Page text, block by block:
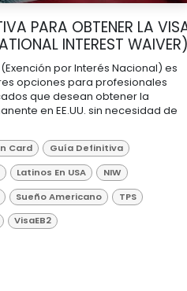
PARA OBTENER LA
INTEREST WAIVER)
(Exención por Interés Nacional) es
opciones para profesionales
que desean obtener la
en EE.UU. sin necesidad de
Card
Guía Definitiva
Latinos En USA
NIW
Sueño Americano
TPS
VisaEB2